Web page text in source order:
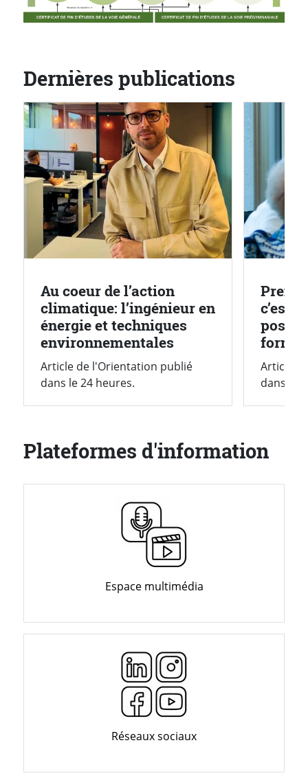
Dernières publications
Au coeur de l’action
climatique: l’ingénieur en
énergie et techniques
environnementales
Article de l'Orientation publié
dans le 24 heures.
c’est
Article
dans le
Plateformes d'information
Espace multimédia
Réseaux sociaux